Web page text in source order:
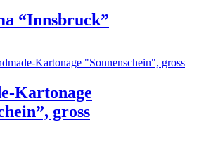
“Innsbruck”
Kartonage
gross